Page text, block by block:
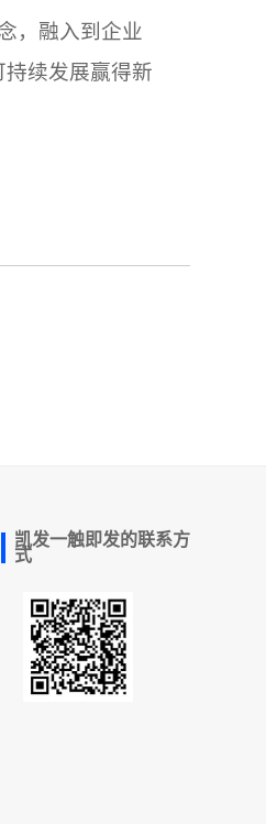
，融入到企业
续发展赢得新
凯发一触即发的联系方
式